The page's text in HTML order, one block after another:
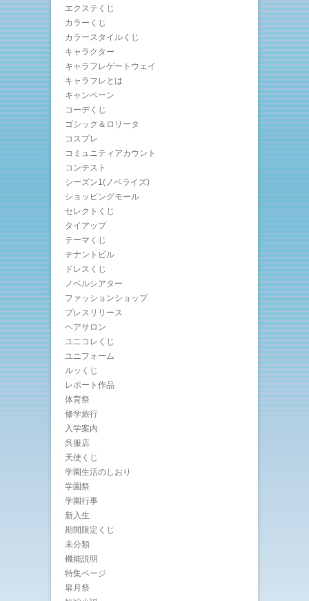
エクステくじ
カラーくじ
カラースタイルくじ
キャラクター
キャラフレゲートウェイ
キャラフレとは
キャンペーン
コーデくじ
ゴシック＆ロリータ
コスプレ
コミュニティアカウント
コンテスト
シーズン1(ノベライズ)
ショッピングモール
セレクトくじ
タイアップ
テーマくじ
テナントビル
ドレスくじ
ノベルシアター
ファッションショップ
プレスリリース
ヘアサロン
ユニコレくじ
ユニフォーム
ルッくじ
レポート作品
体育祭
修学旅行
入学案内
呉服店
天使くじ
学園生活のしおり
学園祭
学園行事
新入生
期間限定くじ
未分類
機能説明
特集ページ
皐月祭